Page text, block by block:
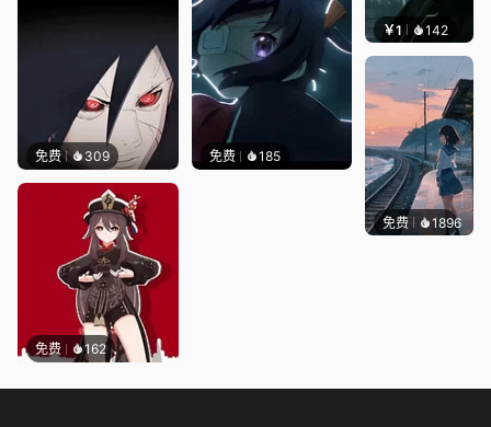
免费 309 免费 185
免费 162
￥1 142
免费 1896辰东